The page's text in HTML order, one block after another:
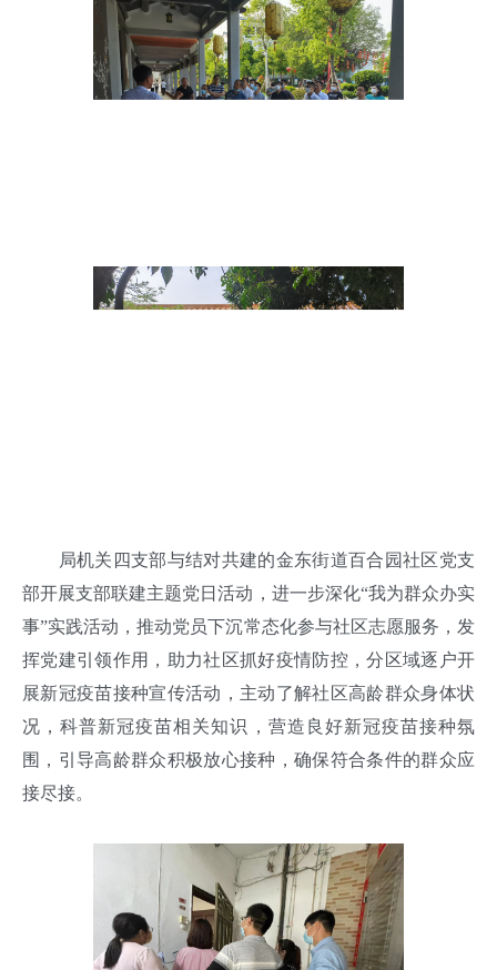
局机关四支部与结对共建的金东街道百合园社区党支
部开展支部联建主题党日活动，进一步深化“我为群众办实
事”实践活动，推动党员下沉常态化参与社区志愿服务，发
挥党建引领作用，助力社区抓好疫情防控，分区域逐户开
展新冠疫苗接种宣传活动，主动了解社区高龄群众身体状
况，科普新冠疫苗相关知识，营造良好新冠疫苗接种氛
围，引导高龄群众积极放心接种，确保符合条件的群众应
接尽接。